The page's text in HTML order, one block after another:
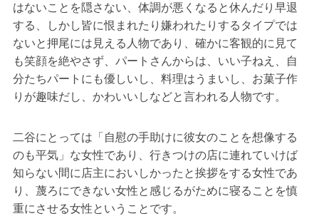
はないことを隠さない、体調が悪くなると休んだり早退
する、しかし皆に恨まれたり嫌われたりするタイプでは
ないと押尾には見える人物であり、確かに客観的に見て
も笑顔を絶やさず、パートさんからは、いい子ねえ、自
分たちパートにも優しいし、料理はうまいし、お菓子作
りが趣味だし、かわいいしなどと言われる人物です。
二谷にとっては「自慰の手助けに彼女のことを想像する
のも平気」な女性であり、行きつけの店に連れていけば
知らない間に店主においしかったと挨拶をする女性であ
り、蔑ろにできない女性と感じるがために寝ることを慎
重にさせる女性ということです。